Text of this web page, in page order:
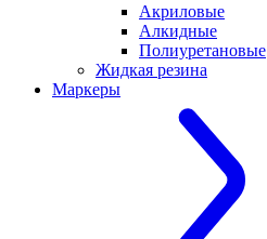
Акриловые
Алкидные
Полиуретановые
Жидкая резина
Маркеры